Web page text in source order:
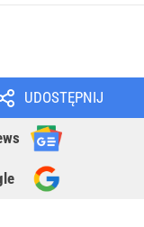
UDOSTĘPNIJ